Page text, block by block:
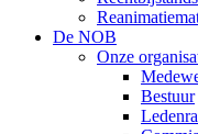
De NOB
Onze
Bestuur